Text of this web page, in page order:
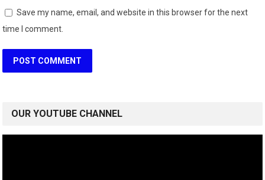
Save my name, email, and website in this browser for the next
time I comment.
OUR YOUTUBE CHANNEL